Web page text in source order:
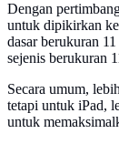
Dengan
untuk dipikirkan
dasar berukuran
sejenis berukuran
Secara umum,
tetapi untuk iPad,
untuk